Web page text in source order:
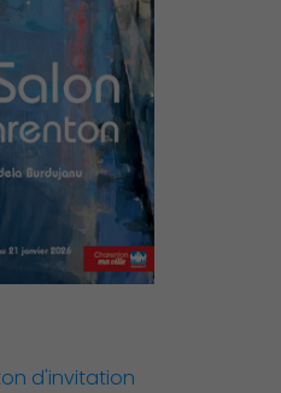
cadre de
d'invitation